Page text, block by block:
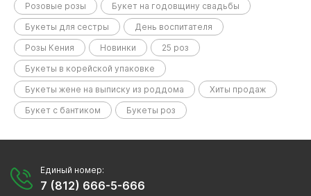
Розовые розы
Букет на годовщину свадьбы
Букеты для сестры
День воспитателя
Розы Кения
Новинки
25 роз
Букеты в корейской упаковке
Букеты жене на выписку из роддома
Хиты продаж
Букет с бантиком
Букеты роз
Единый номер:
7 (812) 666-5-666